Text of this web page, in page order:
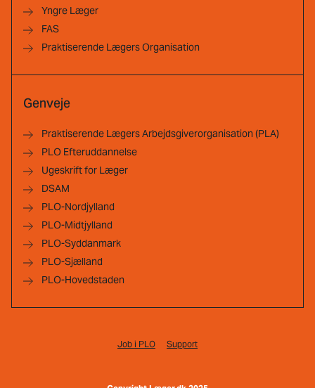
Yngre Læger
FAS
Praktiserende Lægers Organisation
Genveje
Praktiserende Lægers Arbejdsgiverorganisation (PLA)
PLO Efteruddannelse
Ugeskrift for Læger
DSAM
PLO-Nordjylland
PLO-Midtjylland
PLO-Syddanmark
PLO-Sjælland
PLO-Hovedstaden
Job i PLO Support